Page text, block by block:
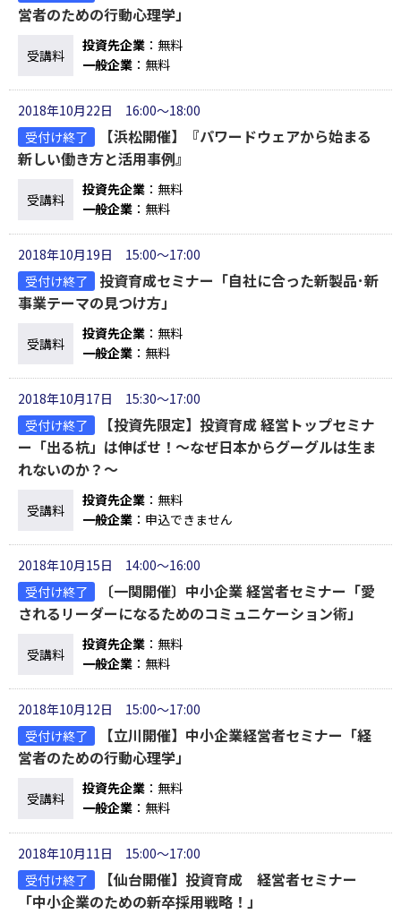
営者のための行動心理学」
受講料
投資先企業 ：無料
一般企業 ：無料
2018年10月22日 16:00～18:00
受付け終了
【浜松開催】『パワードウェアから始まる
新しい働き方と活用事例』
受講料
投資先企業 ：無料
一般企業 ：無料
2018年10月19日 15:00～17:00
受付け終了
投資育成セミナー「自社に合った新製品･新
事業テーマの見つけ方」
受講料
投資先企業 ：無料
一般企業 ：無料
2018年10月17日 15:30～17:00
受付け終了
【投資先限定】投資育成 経営トップセミナ
ー「出る杭」は伸ばせ！～なぜ日本からグーグルは生ま
れないのか？～
受講料
投資先企業 ：無料
一般企業 ：申込できません
2018年10月15日 14:00～16:00
受付け終了
〔一関開催〕中小企業 経営者セミナー「愛
されるリーダーになるためのコミュニケーション術」
受講料
投資先企業 ：無料
一般企業 ：無料
2018年10月12日 15:00～17:00
受付け終了
【立川開催】中小企業経営者セミナー「経
営者のための行動心理学」
受講料
投資先企業 ：無料
一般企業 ：無料
2018年10月11日 15:00～17:00
受付け終了
【仙台開催】投資育成 経営者セミナー
「中小企業のための新卒採用戦略！」